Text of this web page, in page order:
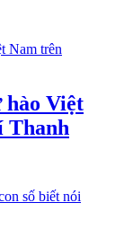
hào Việt
Thanh